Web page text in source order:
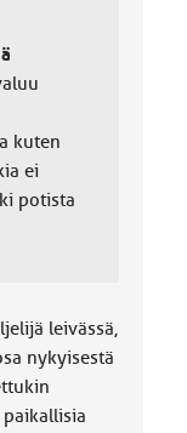
kuten
ei
potista
leivässä,
nykyisestä